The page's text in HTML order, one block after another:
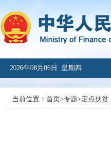
2026年08月06日 星期四
当前位置： 首页>专题>定点扶贫